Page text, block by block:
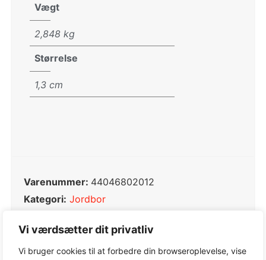
Vi værdsætter dit privatliv
Vi bruger cookies til at forbedre din browseroplevelse, vise
Vægt
2,848 kg
Størrelse
1,3 cm
Varenummer: 44046802012
Kategori: Jordbor
Varemærke:STIHL